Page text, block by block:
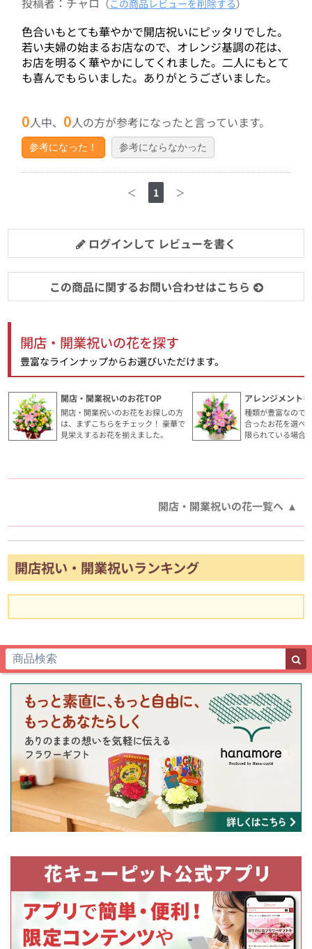
（この商品レビューを削除する）
色合いもとても華やかで開店祝いにピッタリでした。
若い夫婦の始まるお店なので、オレンジ基調の花は、
お店を明るく華やかにしてくれました。二人にもとて
も喜んでもらいました。ありがとうございました。
0人中、0人の方が参考になったと言っています。
参考になった！ 参考にならなかった
＜ 1 ＞
ログインして レビューを書く
この商品に関するお問い合わせはこちら
開店・開業祝いの花を探す
豊富なラインナップからお選びいただけます。
開店・開業祝いのお花TOP
開店・開業祝いのお花をお探しの方
は、まずこちらをチェック！ 豪華で
見栄えするお花を揃えました。
アレンジメント
種類が豊富なので
合ったお花を選べ
限られている場合
開店・開業祝いの花一覧へ
開店祝い・開業祝いランキング